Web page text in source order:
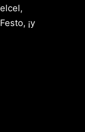
¡y